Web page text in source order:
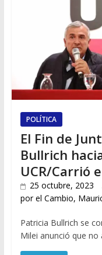
POLÍTICA
El Fin de
Bullrich
UCR/Carrió
25 octubre, 2023
por el Cambio,
Patricia Bullrich se
Milei anunció que no